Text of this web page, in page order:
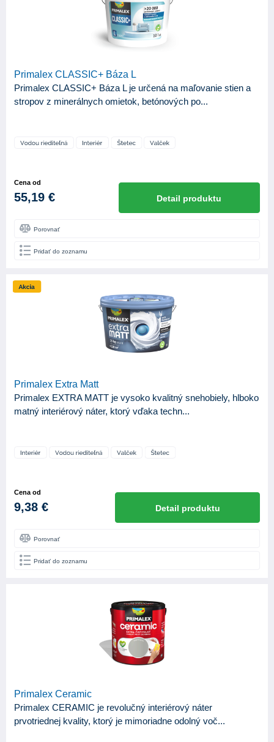
Primalex CLASSIC+ Báza L
Primalex CLASSIC+ Báza L je určená na maľovanie stien a
stropov z minerálnych omietok, betónových po...
Cena od
55,19 € Detail produktu
Porovnať
Pridať do zoznamu
Primalex Extra Matt
Primalex EXTRA MATT je vysoko kvalitný snehobiely, hlboko
matný interiérový náter, ktorý vďaka techn...
Cena od
9,38 € Detail produktu
Porovnať
Pridať do zoznamu
Primalex Ceramic
Primalex CERAMIC je revolučný interiérový náter
prvotriednej kvality, ktorý je mimoriadne odolný voč...